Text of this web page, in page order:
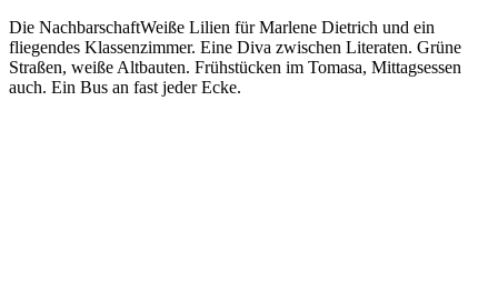
Die NachbarschaftWeiße Lilien für Marlene Dietrich und ein
fliegendes Klassenzimmer. Eine Diva zwischen Literaten. Grüne
Straßen, weiße Altbauten. Frühstücken im Tomasa, Mittagsessen
auch. Ein Bus an fast jeder Ecke.